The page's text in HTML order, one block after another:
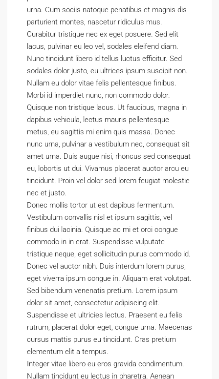
urna. Cum sociis natoque penatibus et magnis dis
parturient montes, nascetur ridiculus mus.
Curabitur tristique nec ex eget posuere. Sed elit
lacus, pulvinar eu leo vel, sodales eleifend diam.
Nunc tincidunt libero id tellus luctus efficitur. Sed
sodales dolor justo, eu ultrices ipsum suscipit non.
Nullam eu dolor vitae felis pellentesque finibus.
Morbi id imperdiet nunc, non commodo dolor.
Quisque non tristique lacus. Ut faucibus, magna in
dapibus vehicula, lectus mauris pellentesque
metus, eu sagittis mi enim quis massa. Donec
nunc urna, pulvinar a vestibulum nec, consequat sit
amet urna. Duis augue nisi, rhoncus sed consequat
eu, lobortis ut dui. Vivamus placerat auctor arcu eu
tincidunt. Proin vel dolor sed lorem feugiat molestie
nec et justo.
Donec mollis tortor ut est dapibus fermentum.
Vestibulum convallis nisl et ipsum sagittis, vel
finibus dui lacinia. Quisque ac mi et orci congue
commodo in in erat. Suspendisse vulputate
tristique neque, eget sollicitudin purus commodo id.
Donec vel auctor nibh. Duis interdum lorem purus,
eget viverra ipsum congue in. Aliquam erat volutpat.
Sed bibendum venenatis pretium. Lorem ipsum
dolor sit amet, consectetur adipiscing elit.
Suspendisse et ultricies lectus. Praesent eu felis
rutrum, placerat dolor eget, congue urna. Maecenas
cursus mattis purus eu tincidunt. Cras pretium
elementum elit a tempus.
Integer vitae libero eu eros gravida condimentum.
Nullam tincidunt eu lectus in pharetra. Aenean